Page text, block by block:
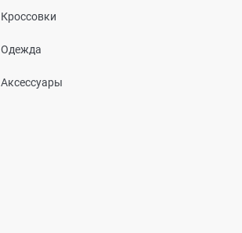
Кроссовки
Одежда
Аксессуары